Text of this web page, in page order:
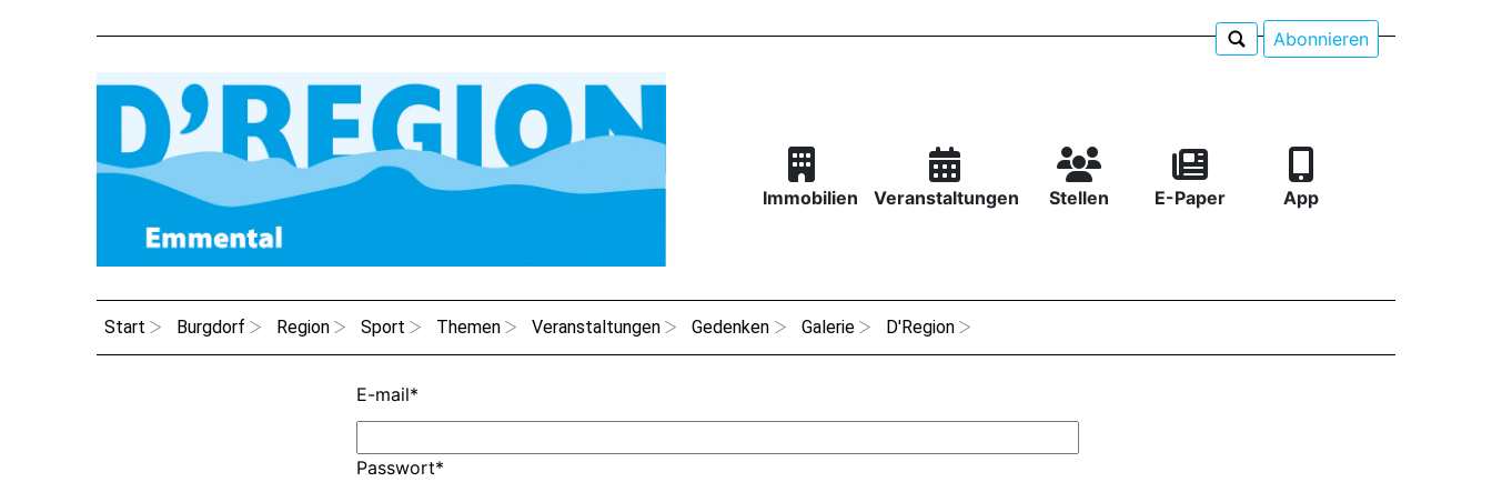
Abonnieren
Immobilien Veranstaltungen Stellen E-Paper App
Start Burgdorf Region Sport Themen Veranstaltungen Gedenken Galerie D'Region
E-mail*
Passwort*